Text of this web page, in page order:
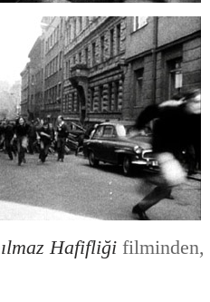
Hafifliği filminden,